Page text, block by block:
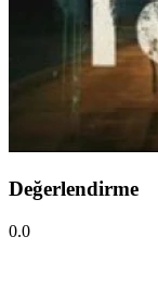
Değerlendirme
0.0